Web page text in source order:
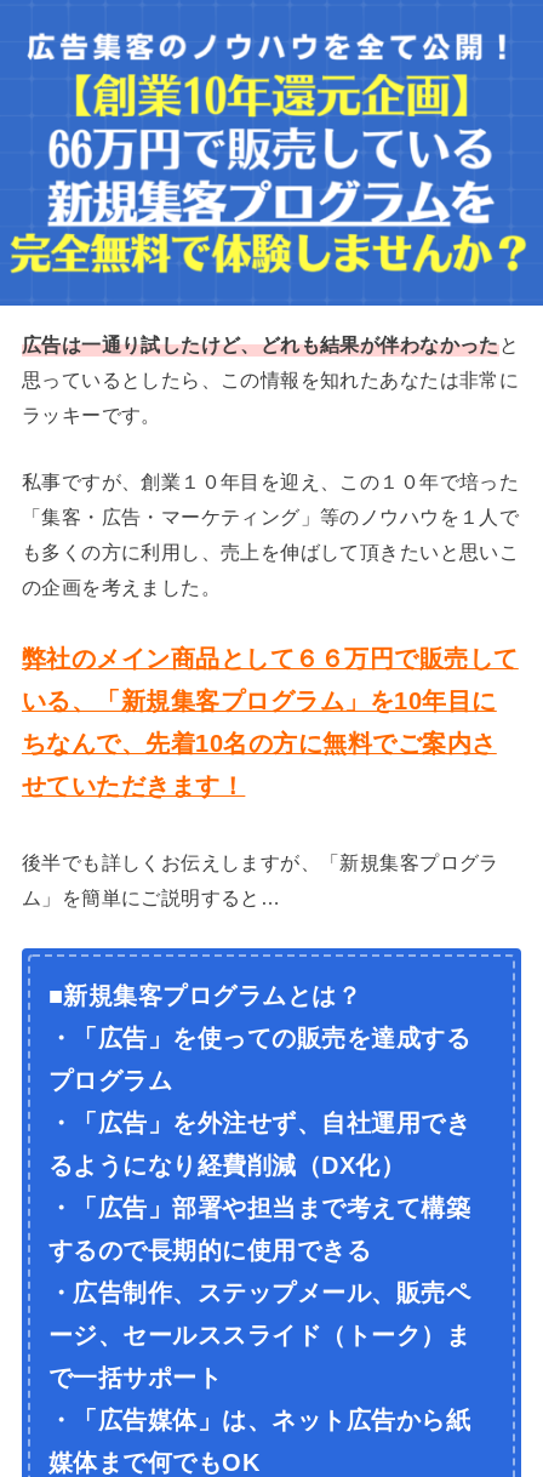
広告は一通り試したけど、どれも結果が伴わなかったと
思っているとしたら、この情報を知れたあなたは非常に
ラッキーです。
私事ですが、創業１０年目を迎え、この１０年で培った
「集客・広告・マーケティング」等のノウハウを１人で
も多くの方に利用し、売上を伸ばして頂きたいと思いこ
の企画を考えました。
弊社のメイン商品として６６万円で販売して
いる、「新規集客プログラム」を10年目に
ちなんで、先着10名の方に無料でご案内さ
せていただきます！
後半でも詳しくお伝えしますが、「新規集客プログラ
ム」を簡単にご説明すると…
■新規集客プログラムとは？
・「広告」を使っての販売を達成する
プログラム
・「広告」を外注せず、自社運用でき
るようになり経費削減（DX化）
・「広告」部署や担当まで考えて構築
するので長期的に使用できる
・広告制作、ステップメール、販売ペ
ージ、セールススライド（トーク）ま
で一括サポート
・「広告媒体」は、ネット広告から紙
媒体まで何でもOK